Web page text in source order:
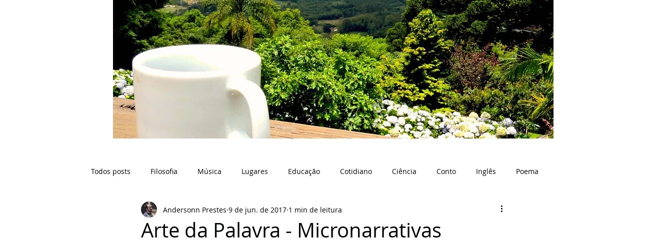
Todos posts Filosofia Música Lugares Educação Cotidiano Ciência Conto Inglês Poema
Arte da Palavra - Micronarrativas
Andersonn Prestes 9 de jun. de 2017 1 min de leitura